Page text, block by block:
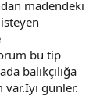
madendeki
bu tip
balıkçılığa
günler.